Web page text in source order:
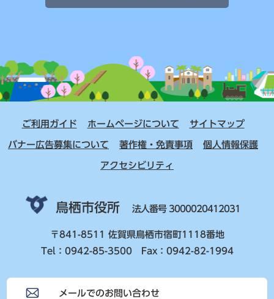
ご利用ガイド ホームページについて サイトマップ
バナー広告募集について 著作権・免責事項 個人情報保護
アクセシビリティ
鳥栖市役所 法人番号 3000020412031
〒841-8511 佐賀県鳥栖市宿町1118番地
Tel：0942-85-3500 Fax：0942-82-1994
メールでのお問い合わせ